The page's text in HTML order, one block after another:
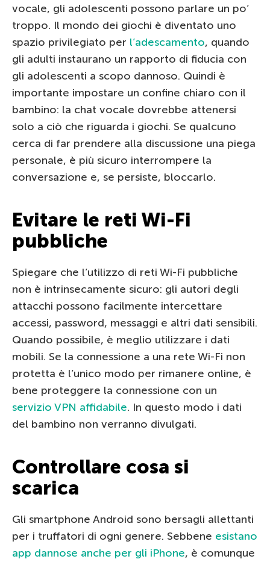
vocale, gli adolescenti possono parlare un po’
troppo. Il mondo dei giochi è diventato uno
spazio privilegiato per l’adescamento, quando
gli adulti instaurano un rapporto di fiducia con
gli adolescenti a scopo dannoso. Quindi è
importante impostare un confine chiaro con il
bambino: la chat vocale dovrebbe attenersi
solo a ciò che riguarda i giochi. Se qualcuno
cerca di far prendere alla discussione una piega
personale, è più sicuro interrompere la
conversazione e, se persiste, bloccarlo.
Evitare le reti Wi-Fi
pubbliche
Spiegare che l’utilizzo di reti Wi-Fi pubbliche
non è intrinsecamente sicuro: gli autori degli
attacchi possono facilmente intercettare
accessi, password, messaggi e altri dati sensibili.
Quando possibile, è meglio utilizzare i dati
mobili. Se la connessione a una rete Wi-Fi non
protetta è l’unico modo per rimanere online, è
bene proteggere la connessione con un
servizio VPN affidabile. In questo modo i dati
del bambino non verranno divulgati.
Controllare cosa si
scarica
Gli smartphone Android sono bersagli allettanti
per i truffatori di ogni genere. Sebbene esistano
app dannose anche per gli iPhone, è comunque